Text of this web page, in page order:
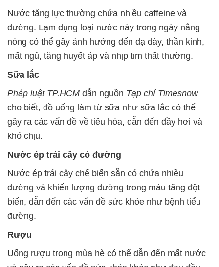
Nước tăng lực thường chứa nhiều caffeine và
đường. Lạm dụng loại nước này trong ngày nắng
nóng có thể gây ảnh hưởng đến dạ dày, thần kinh,
mất ngủ, tăng huyết áp và nhịp tim thất thường.
Sữa lắc
Pháp luật TP.HCM dẫn nguồn Tạp chí Timesnow
cho biết, đồ uống làm từ sữa như sữa lắc có thể
gây ra các vấn đề về tiêu hóa, dẫn đến đầy hơi và
khó chịu.
Nước ép trái cây có đường
Nước ép trái cây chế biến sẵn có chứa nhiều
đường và khiến lượng đường trong máu tăng đột
biến, dẫn đến các vấn đề sức khỏe như bệnh tiểu
đường.
Rượu
Uống rượu trong mùa hè có thể dẫn đến mất nước